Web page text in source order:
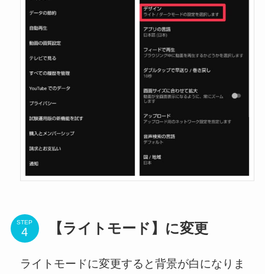
STEP 【ライトモード】に変更
ライトモードに変更すると背景が白になりま